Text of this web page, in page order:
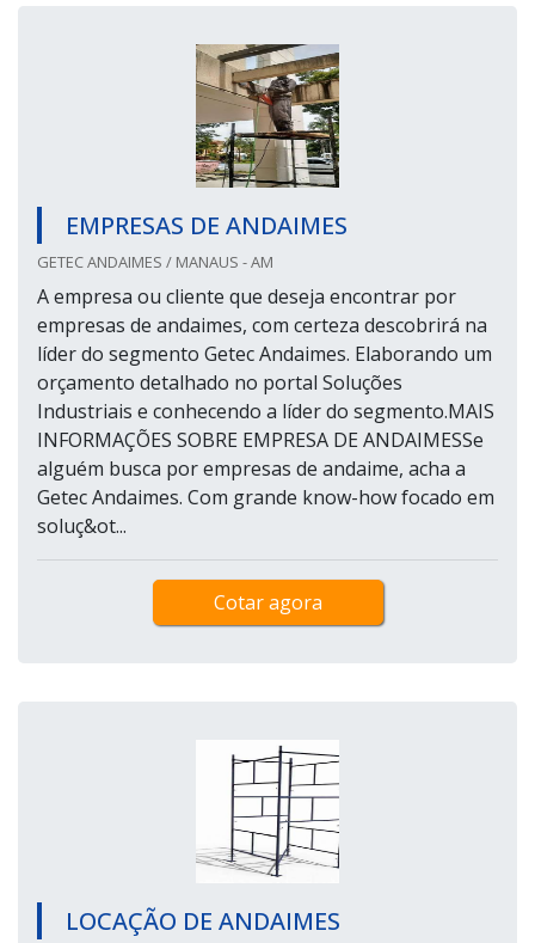
EMPRESAS DE ANDAIMES
GETEC ANDAIMES / MANAUS - AM
A empresa ou cliente que deseja encontrar por
empresas de andaimes, com certeza descobrirá na
líder do segmento Getec Andaimes. Elaborando um
orçamento detalhado no portal Soluções
Industriais e conhecendo a líder do segmento.MAIS
INFORMAÇÕES SOBRE EMPRESA DE ANDAIMESSe
alguém busca por empresas de andaime, acha a
Getec Andaimes. Com grande know-how focado em
soluç&ot...
Cotar agora
LOCAÇÃO DE ANDAIMES